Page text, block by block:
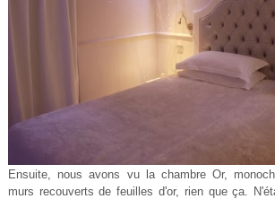
Ensuite, nous avons vu la chambre Or,
murs recouverts de feuilles d'or, rien que ça.